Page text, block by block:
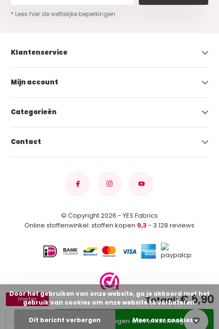
+
-
meter
Toevoegen aan winkelwagen
Totaal:€ 5,90
* Lees hier de wettelijke beperkingen
Klantenservice
Mijn account
Categorieën
Contact
© Copyright 2026 - YES Fabrics
Online stoffenwinkel: stoffen kopen 9,3 - 3.128 reviews
Door het gebruiken van onze website, ga je akkoord met het
gebruik van cookies om onze website te verbeteren.
Dit bericht verbergen Meer over cookies »